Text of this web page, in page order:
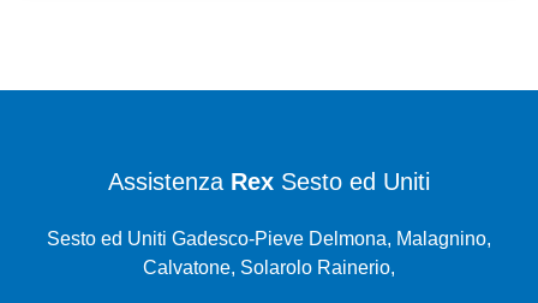
Assistenza Rex Sesto ed Uniti
Sesto ed Uniti Gadesco-Pieve Delmona, Malagnino,
Calvatone, Solarolo Rainerio,